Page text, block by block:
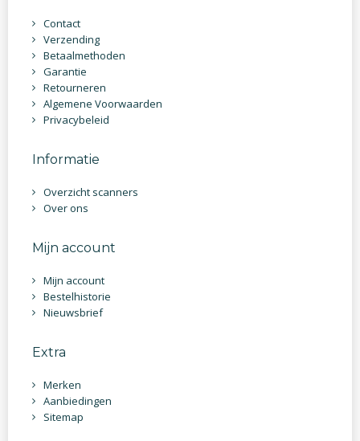
Contact
Verzending
Betaalmethoden
Garantie
Retourneren
Algemene Voorwaarden
Privacybeleid
Informatie
Overzicht scanners
Over ons
Mijn account
Mijn account
Bestelhistorie
Nieuwsbrief
Extra
Merken
Aanbiedingen
Sitemap